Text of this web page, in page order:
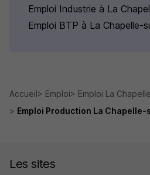
Emploi Industrie à La
Emploi BTP à La Chapelle-
Accueil Emploi
Emploi La
Emploi Production La Chapelle-
Les sites